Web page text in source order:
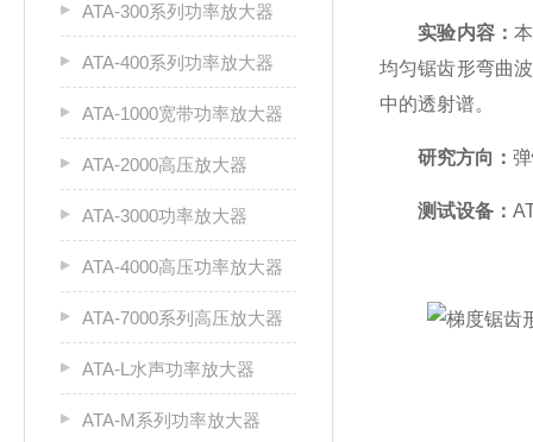
ATA-300系列功率放大器
ATA-400系列功率放大器
ATA-1000宽带功率放大器
ATA-2000高压放大器
ATA-3000功率放大器
ATA-4000高压功率放大器
ATA-7000系列高压放大器
ATA-L水声功率放大器
ATA-M系列功率放大器
实验内容：
均匀锯齿形弯曲
中的透射谱。
研究方向：
测试设备：